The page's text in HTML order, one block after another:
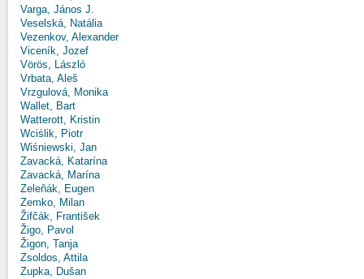
Varga, János J.
Veselská, Natália
Vezenkov, Alexander
Viceník, Jozef
Vörös, László
Vrbata, Aleš
Vrzgulová, Monika
Wallet, Bart
Watterott, Kristin
Wciślik, Piotr
Wiśniewski, Jan
Zavacká, Katarína
Zavacká, Marína
Zeleňák, Eugen
Zemko, Milan
Žifčák, František
Žigo, Pavol
Žigon, Tanja
Zsoldos, Attila
Zupka, Dušan